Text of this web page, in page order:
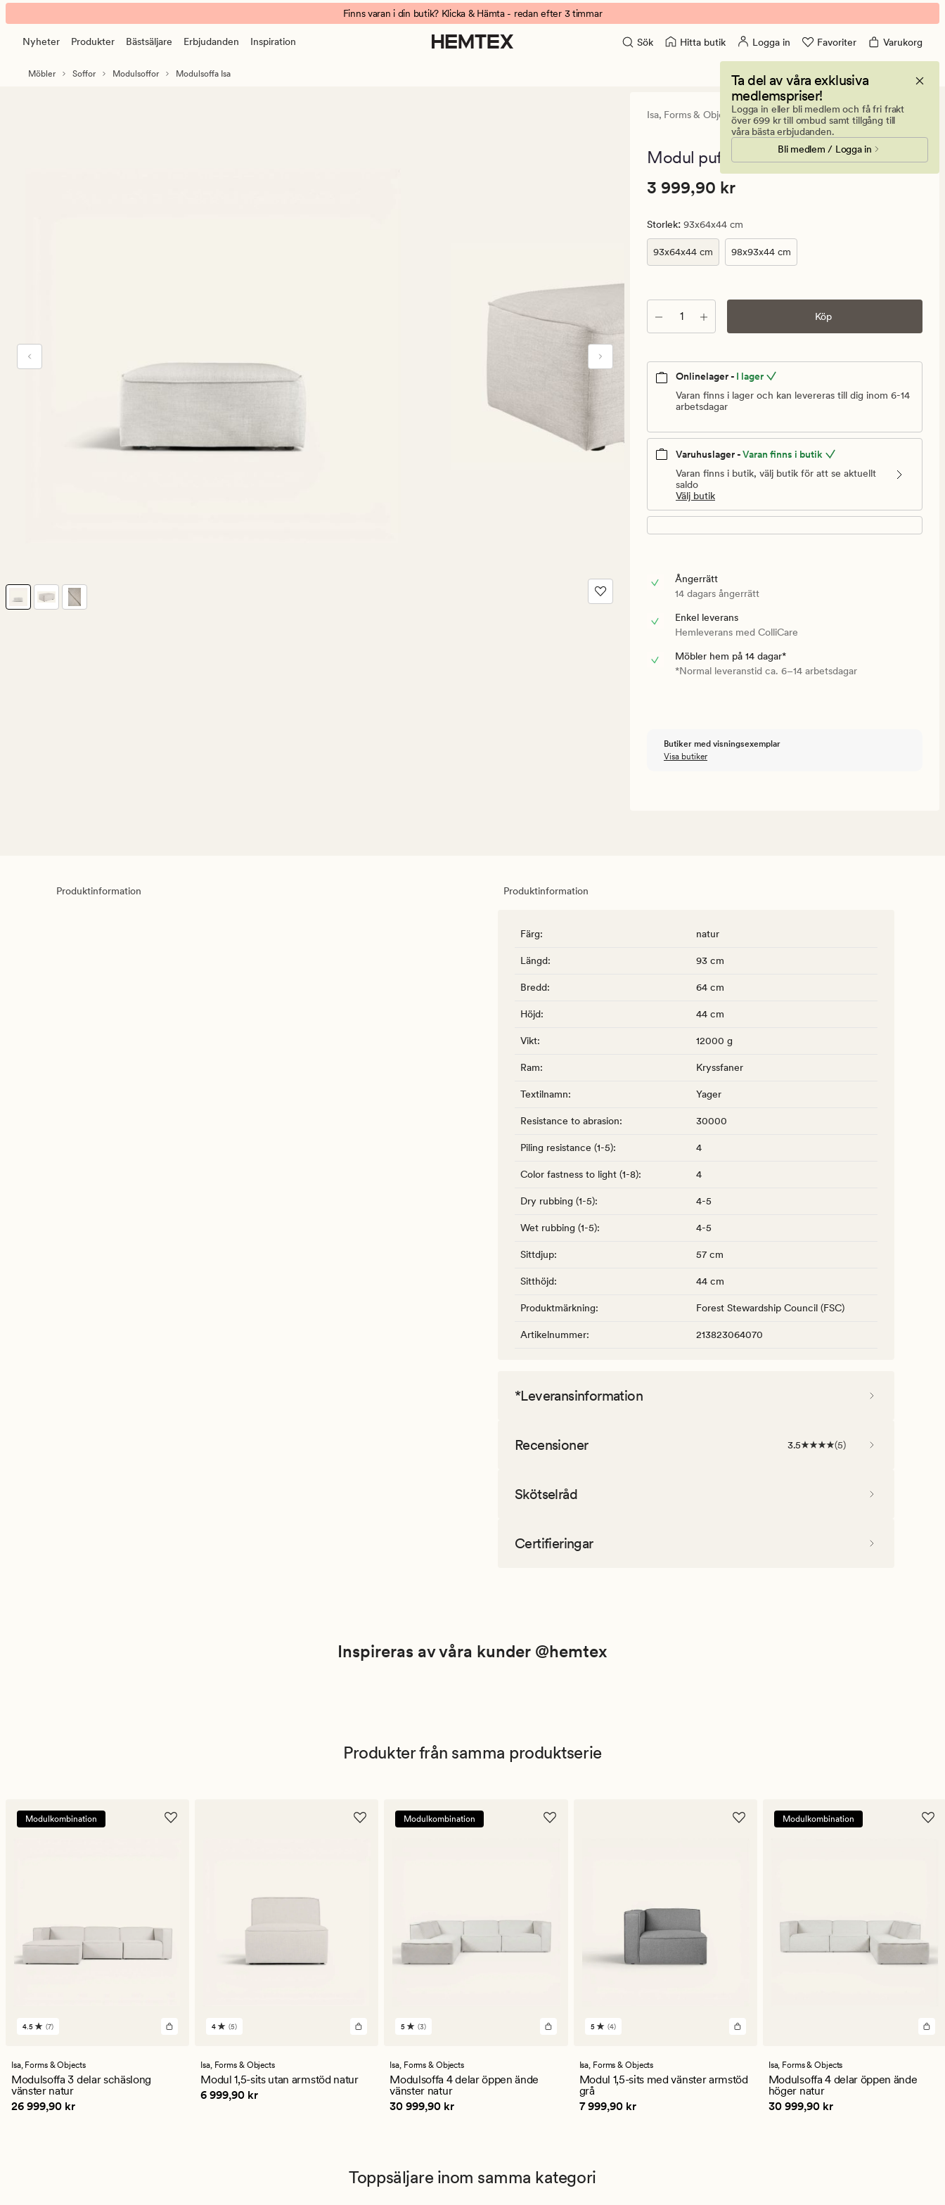
Isa
modul
banner.
Klicka
ESCAPE
Finns varan i din butik? Klicka & Hämta - redan efter 3 timmar
Nyheter Produkter Bästsäljare Erbjudanden Inspiration Sök Hitta butik Logga in Favoriter Varukorg
Ta del av våra exklusiva
medlemspriser!
Logga in eller bli medlem och få fri frakt
över 699 kr till ombud samt tillgång till
våra bästa erbjudanden.
Bli medlem / Logga in
Möbler Soffor Modulsoffor Modulsoffa Isa
Isa, Forms & Objects
5
med
betyg
3.5
Modul puff natur - 93x64x44 cm
Pris
Ordinarie
pris
999,90
kr
Pris 3 999,90 kr
3 999,90 kr
Storlek: 93x64x44 cm
93x64x44 cm 98x93x44 cm
Antal Köp
Onlinelager - I lager
Varan finns i lager och kan levereras till dig inom 6-14
arbetsdagar
Varuhuslager -Varan finns i butik
Varan finns i butik, välj butik för att se aktuellt
saldo
Välj butik
Ångerrätt
14 dagars ångerrätt
Enkel leverans
Hemleverans med ColliCare
Möbler hem på 14 dagar*
*Normal leveranstid ca. 6–14 arbetsdagar
Butiker med visningsexemplar
Visa butiker
Produktinformation Produktinformation
Färg: natur
Längd: 93 cm
Bredd: 64 cm
Höjd: 44 cm
Vikt: 12000 g
Ram: Kryssfaner
Textilnamn: Yager
Resistance to abrasion: 30000
Piling resistance (1-5): 4
Color fastness to light (1-8): 4
Dry rubbing (1-5): 4-5
Wet rubbing (1-5): 4-5
Sittdjup: 57 cm
Sitthöjd: 44 cm
Produktmärkning: Forest Stewardship Council (FSC)
Artikelnummer: 213823064070
*Leveransinformation
Recensioner 3.5 (5)
Skötselråd
Certifieringar
Inspireras av våra kunder @hemtex
Produkter från samma produktserie
Modulkombination
7
ett
genomsnittligt
betyg
på
4.5
4.5 (7)
Isa, Forms & Objects
Modulsoffa 3 delar schäslong
vänster natur
Pris 26 999,90 kr
26 999,90 kr
5
ett
genomsnittligt
betyg
på
4 (5)
Isa, Forms & Objects
Modul 1,5-sits utan armstöd natur
Pris 6 999,90 kr
6 999,90 kr
Modulkombination
3
ett
genomsnittligt
betyg
på
5
5 (3)
Isa, Forms & Objects
Modulsoffa 4 delar öppen ände
vänster natur
Pris 30 999,90 kr
30 999,90 kr
4
ett
genomsnittligt
betyg
på
5
5 (4)
Isa, Forms & Objects
Modul 1,5-sits med vänster armstöd
grå
Pris 7 999,90 kr
7 999,90 kr
Modulkombination
Isa, Forms & Objects
Modulsoffa 4 delar öppen ände
höger natur
Pris 30 999,90 kr
30 999,90 kr
Toppsäljare inom samma kategori